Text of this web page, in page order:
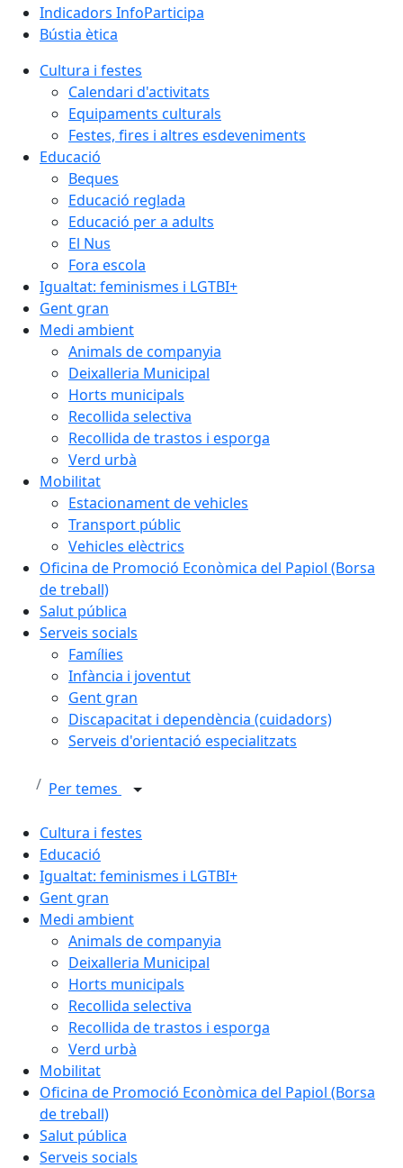
Indicadors InfoParticipa
Bústia ètica
Cultura i festes
Calendari d'activitats
Equipaments culturals
Festes, fires i altres esdeveniments
Educació
Beques
Educació reglada
Educació per a adults
El Nus
Fora escola
Igualtat: feminismes i LGTBI+
Gent gran
Medi ambient
Animals de companyia
Deixalleria Municipal
Horts municipals
Recollida selectiva
Recollida de trastos i esporga
Verd urbà
Mobilitat
Estacionament de vehicles
Transport públic
Vehicles elèctrics
Oficina de Promoció Econòmica del Papiol (Borsa
de treball)
Salut pública
Serveis socials
Famílies
Infància i joventut
Gent gran
Discapacitat i dependència (cuidadors)
Serveis d'orientació especialitzats
Per temes
Cultura i festes
Educació
Igualtat: feminismes i LGTBI+
Gent gran
Medi ambient
Animals de companyia
Deixalleria Municipal
Horts municipals
Recollida selectiva
Recollida de trastos i esporga
Verd urbà
Mobilitat
Oficina de Promoció Econòmica del Papiol (Borsa
de treball)
Salut pública
Serveis socials